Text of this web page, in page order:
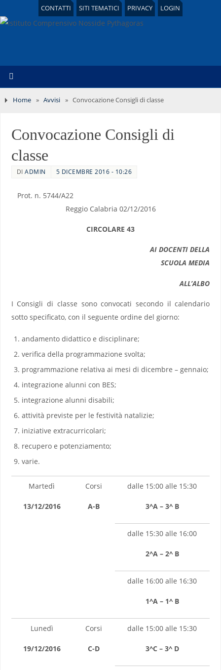
CONTATTI SITI TEMATICI PRIVACY LOGIN
Home » Avvisi » Convocazione Consigli di classe
Convocazione Consigli di
classe
DIADMIN 5 DICEMBRE 2016 - 10:26
Prot. n. 5744/A22
Reggio Calabria 02/12/2016
CIRCOLARE 43
AI DOCENTI DELLA
SCUOLA MEDIA
ALL’ALBO
I Consigli di classe sono convocati secondo il calendario
sotto specificato, con il seguente ordine del giorno:
andamento didattico e disciplinare;
verifica della programmazione svolta;
programmazione relativa ai mesi di dicembre – gennaio;
integrazione alunni con BES;
integrazione alunni disabili;
attività previste per le festività natalizie;
iniziative extracurricolari;
recupero e potenziamento;
varie.
Martedì
13/12/2016
Corsi
A-B
dalle 15:00 alle 15:30
3^A – 3^ B
dalle 15:30 alle 16:00
2^A – 2^ B
dalle 16:00 alle 16:30
1^A – 1^ B
Lunedì
19/12/2016
Corsi
C-D
dalle 15:00 alle 15:30
3^C – 3^ D